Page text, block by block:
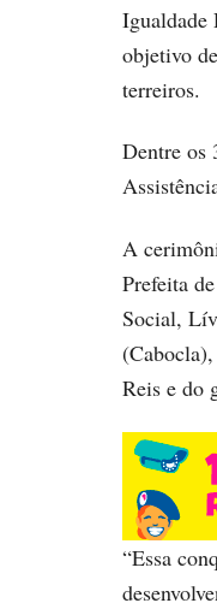
Igualdade
objetivo
terreiros.
Dentre os
A
Prefeita
Social,
Reis e do
“Essa